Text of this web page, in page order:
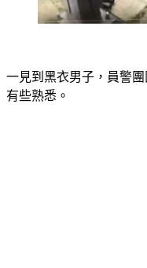
一見到黑衣男子，員警